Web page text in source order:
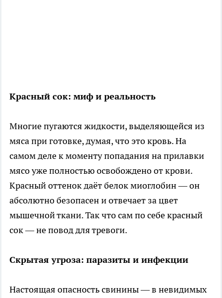
Красный сок: миф и реальность
Многие пугаются жидкости, выделяющейся из
мяса при готовке, думая, что это кровь. На
самом деле к моменту попадания на прилавки
мясо уже полностью освобождено от крови.
Красный оттенок даёт белок миоглобин — он
абсолютно безопасен и отвечает за цвет
мышечной ткани. Так что сам по себе красный
сок — не повод для тревоги.
Скрытая угроза: паразиты и инфекции
Настоящая опасность свинины — в невидимых